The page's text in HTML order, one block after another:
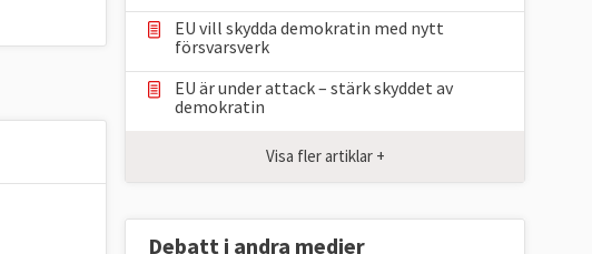
EU vill skydda demokratin med nytt
försvarsverk
EU är under attack – stärk skyddet av
demokratin
Visa fler artiklar +
Debatt i andra medier